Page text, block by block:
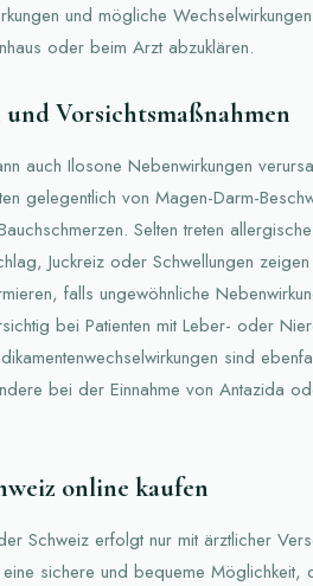
und mögliche
oder beim Arzt abzuklären.
Vorsichtsmaßnahmen
auch Ilosone Nebenwirkungen
gelegentlich von Magen-Darm-
Selten treten
Juckreiz oder Schwellungen
falls ungewöhnliche
bei Patienten mit Leber- oder
sind
bei der Einnahme von Antazida
online kaufen
Schweiz erfolgt nur mit ärztlicher
sichere und bequeme Möglichkeit,